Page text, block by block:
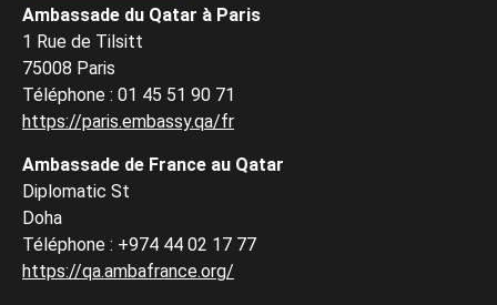
Ambassade du Qatar à Paris
1 Rue de Tilsitt
75008 Paris
Téléphone : 01 45 51 90 71
https://paris.embassy.qa/fr
Ambassade de France au Qatar
Diplomatic St
Doha
Téléphone : +974 44 02 17 77
https://qa.ambafrance.org/